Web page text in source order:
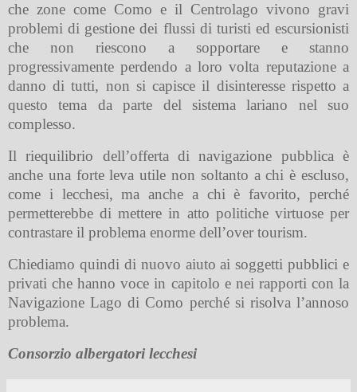
che zone come Como e il Centrolago vivono gravi
problemi di gestione dei flussi di turisti ed escursionisti
che non riescono a sopportare e stanno
progressivamente perdendo a loro volta reputazione a
danno di tutti, non si capisce il disinteresse rispetto a
questo tema da parte del sistema lariano nel suo
complesso.
Il riequilibrio dell’offerta di navigazione pubblica è
anche una forte leva utile non soltanto a chi è escluso,
come i lecchesi, ma anche a chi è favorito, perché
permetterebbe di mettere in atto politiche virtuose per
contrastare il problema enorme dell’over tourism.
Chiediamo quindi di nuovo aiuto ai soggetti pubblici e
privati che hanno voce in capitolo e nei rapporti con la
Navigazione Lago di Como perché si risolva l’annoso
problema.
Consorzio albergatori lecchesi